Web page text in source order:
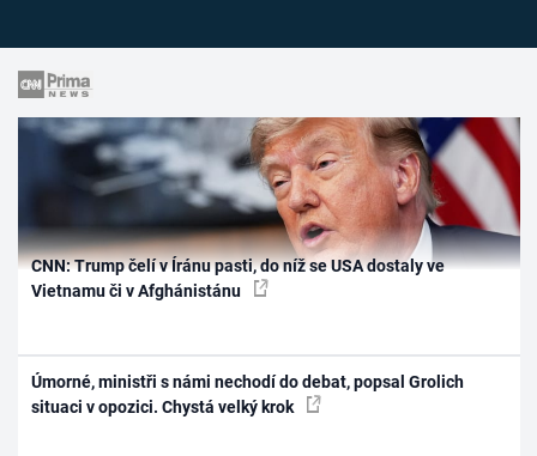
CNN: Trump čelí v Íránu pasti, do níž se USA dostaly ve
Vietnamu či v Afghánistánu
Úmorné, ministři s námi nechodí do debat, popsal Grolich
situaci v opozici. Chystá velký krok